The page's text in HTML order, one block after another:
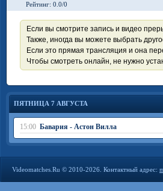
Рейтинг: 0.0/0
Если вы смотрите запись и видео
Также, иногда вы можете выбрать
Если это прямая трансляция и она
Чтобы смотреть онлайн, не нужно
ПЯТНИЦА 7 АВГУСТА
15:00 Бавария - Астон Вилла
Videomatches.Ru © 2010-2026. Контактный адрес: